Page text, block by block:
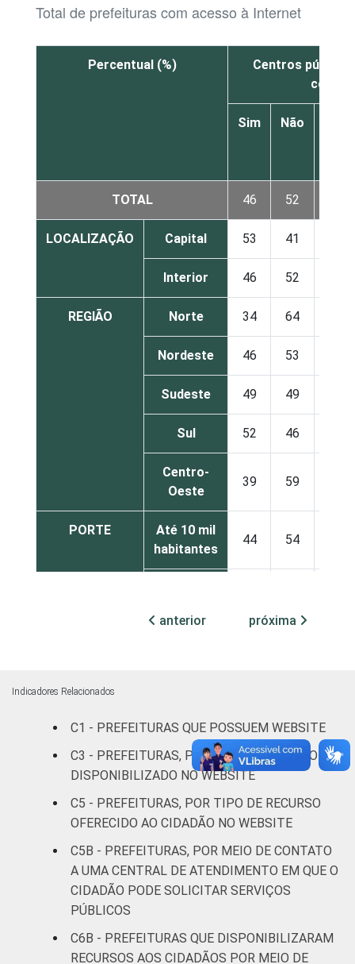
Total de prefeituras com acesso à Internet
Percentual (%)
Centros
como
Sim Não
TOTAL 46 52
LOCALIZAÇÃO Capital 53 41
Interior 46 52
REGIÃO Norte 34 64
Nordeste 46 53
Sudeste 49 49
Sul 52 46
Centro-
Oeste
39 59
PORTE
Até 10 mil
habitantes
44 54
100 mil
47 51
até 500
mil
habitantes
58 39
Mais de
500 mil
58 36
Fonte: CGI.br/NIC.br, Centro Regional de
Estudos para o Desenvolvimento da
Sociedade da Informação (Cetic.br),
Pesquisa sobre o uso das tecnologias de
informação e comunicação no setor público
anterior próxima
Indicadores Relacionados
C1 - PREFEITURAS QUE POSSUEM WEBSITE
C3 - PREFEITURAS, POR TIPO DE SERVIÇO
DISPONIBILIZADO NO WEBSITE
C5 - PREFEITURAS, POR TIPO DE RECURSO
OFERECIDO AO CIDADÃO NO WEBSITE
C5B - PREFEITURAS, POR MEIO DE CONTATO
A UMA CENTRAL DE ATENDIMENTO EM QUE O
CIDADÃO PODE SOLICITAR SERVIÇOS
PÚBLICOS
C6B - PREFEITURAS QUE DISPONIBILIZARAM
RECURSOS AOS CIDADÃOS POR MEIO DE